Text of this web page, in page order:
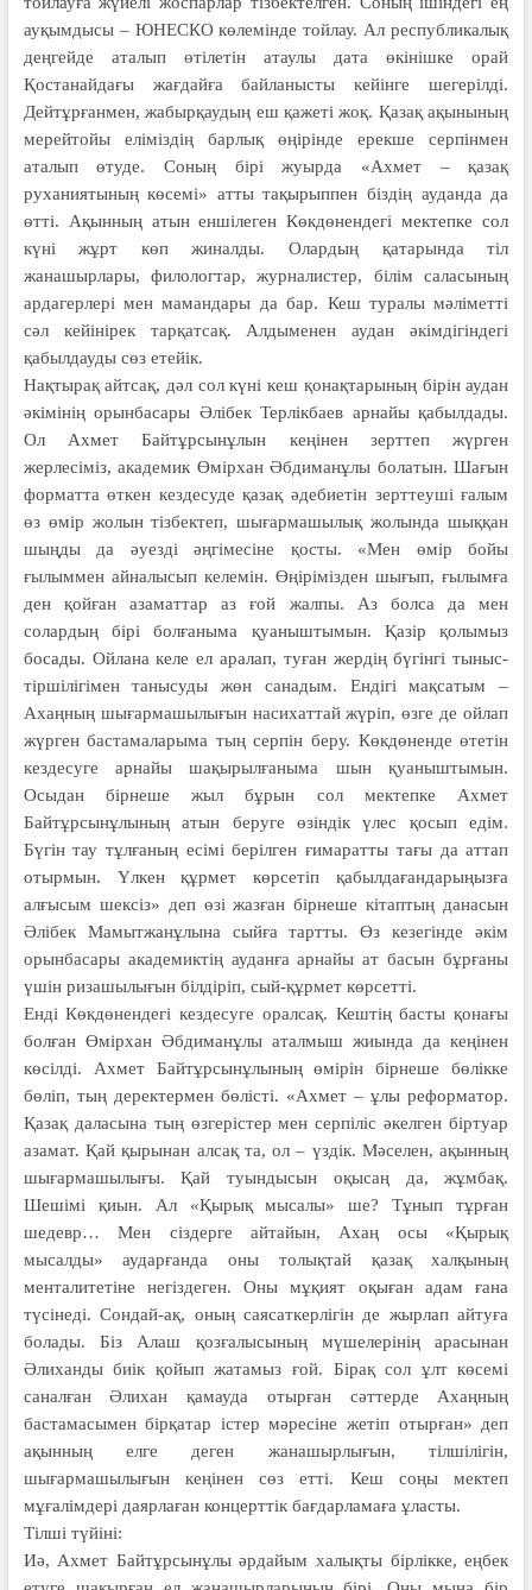
ауқымдысы – ЮНЕСКО көлемінде тойлау. Ал республикалық
деңгейде аталып өтілетін атаулы дата өкінішке орай
Қостанайдағы жағдайға байланысты кейінге шегерілді.
Дейтұрғанмен, жабырқаудың еш қажеті жоқ. Қазақ ақынының
мерейтойы еліміздің барлық өңірінде ерекше серпінмен
аталып өтуде. Соның бірі жуырда «Ахмет – қазақ
руханиятының көсемі» атты тақырыппен біздің ауданда да
өтті. Ақынның атын еншілеген Көкдөнендегі мектепке сол
күні жұрт көп жиналды. Олардың қатарында тіл
жанашырлары, филологтар, журналистер, білім саласының
ардагерлері мен мамандары да бар. Кеш туралы мәліметті
сәл кейінірек тарқатсақ. Алдыменен аудан әкімдігіндегі
қабылдауды сөз етейік.
Нақтырақ айтсақ, дәл сол күні кеш қонақтарының бірін аудан
әкімінің орынбасары Әлібек Терлікбаев арнайы қабылдады.
Ол Ахмет Байтұрсынұлын кеңінен зерттеп жүрген
жерлесіміз, академик Өмірхан Әбдиманұлы болатын. Шағын
форматта өткен кездесуде қазақ әдебиетін зерттеуші ғалым
өз өмір жолын тізбектеп, шығармашылық жолында шыққан
шыңды да әуезді әңгімесіне қосты. «Мен өмір бойы
ғылыммен айналы­сып келемін. Өңірімізден шығып, ғылымға
ден қойған азаматтар аз ғой жалпы. Аз болса да мен
солардың бірі болғаныма қуаныштымын. Қазір қолымыз
босады. Ойлана келе ел аралап, туған жердің бүгінгі тыныс-
тіршілігімен танысуды жөн санадым. Ендігі мақсатым –
Ахаңның шығармашылығын насихаттай жүріп, өзге де ойлап
жүрген бастамаларыма тың серпін беру. Көкдөненде өтетін
кездесуге арнайы шақырылғаныма шын қуаныштымын.
Осыдан бірнеше жыл бұрын сол мектепке Ахмет
Байтұрсынұлының атын беруге өзіндік үлес қосып едім.
Бүгін тау тұлғаның есімі берілген ғимаратты тағы да аттап
отырмын. Үлкен құрмет көрсетіп қабылдағандарыңызға
алғысым шексіз» деп өзі жазған бірнеше кітаптың данасын
Әлібек Мамытжанұлына сыйға тартты. Өз кезегінде әкім
орынбасары академиктің ауданға арнайы ат басын бұрғаны
үшін ризашылығын білдіріп, сый-құрмет көрсетті.
Енді Көкдөнендегі кездесуге оралсақ. Кештің басты қонағы
болған Өмірхан Әбдиманұлы аталмыш жиында да кеңінен
көсілді. Ахмет Байтұрсынұлының өмірін бірнеше бөлікке
бөліп, тың деректермен бөлісті. «Ахмет – ұлы реформатор.
Қазақ даласына тың өзгерістер мен серпіліс әкелген біртуар
азамат. Қай қырынан алсақ та, ол – үздік. Мәселен, ақынның
шығармашылығы. Қай туындысын оқысаң да, жұмбақ.
Шешімі қиын. Ал «Қырық мысалы» ше? Тұнып тұрған
шедевр… Мен сіздерге айтайын, Ахаң осы «Қырық
мысалды» аударғанда оны толықтай қазақ халқының
менталитетіне негіздеген. Оны мұқият оқыған адам ғана
түсінеді. Сондай-ақ, оның саясаткерлігін де жырлап айтуға
болады. Біз Алаш қозғалысының мүшелерінің арасынан
Әлиханды биік қойып жатамыз ғой. Бірақ сол ұлт көсемі
саналған Әлихан қамауда отырған сәттерде Ахаңның
бастамасымен бірқатар істер мәресіне жетіп отырған» деп
ақынның елге деген жанашырлығын, тілшілігін,
шығармашылығын кеңінен сөз етті. Кеш соңы мектеп
мұғалімдері даярлаған концерттік бағдарламаға ұласты.
Тілші түйіні:
Иә, Ахмет Байтұрсынұлы әр­дайым халықты бірлікке, еңбек